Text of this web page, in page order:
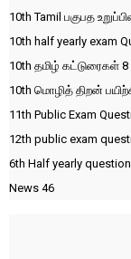
10th Tamil பகுபத
10th half yearly exam
10th தமிழ் கட்டுரைகள் 8
10th மொழித் திறன்
11th Public Exam
12th public exam
6th Half yearly
News 46